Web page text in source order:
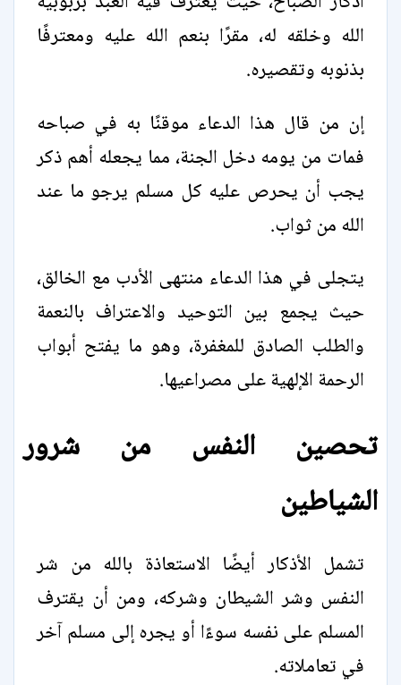
الله وخلقه له، مقرًا بنعم الله عليه ومعترفًا
بذنوبه وتقصيره.
إن من قال هذا الدعاء موقنًا به في صباحه
فمات من يومه دخل الجنة، مما يجعله أهم ذكر
يجب أن يحرص عليه كل مسلم يرجو ما عند
الله من ثواب.
يتجلى في هذا الدعاء منتهى الأدب مع الخالق،
حيث يجمع بين التوحيد والاعتراف بالنعمة
والطلب الصادق للمغفرة، وهو ما يفتح أبواب
الرحمة الإلهية على مصراعيها.
تحصين النفس من شرور
الشياطين
تشمل الأذكار أيضًا الاستعاذة بالله من شر
النفس وشر الشيطان وشركه، ومن أن يقترف
المسلم على نفسه سوءًا أو يجره إلى مسلم آخر
في تعاملاته.